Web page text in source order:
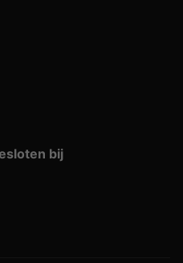
bij